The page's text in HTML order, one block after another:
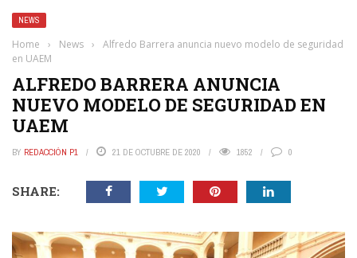
NEWS
Home › News ›
Alfredo Barrera anuncia nuevo modelo de seguridad
en UAEM
ALFREDO BARRERA ANUNCIA
NUEVO MODELO DE SEGURIDAD EN
UAEM
BY REDACCIÓN P1 21 DE OCTUBRE DE 2020 1852 0
SHARE: